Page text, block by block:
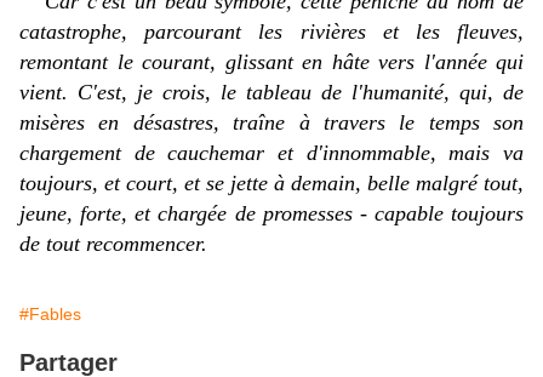
catastrophe, parcourant les rivières et les fleuves,
remontant le courant, glissant en hâte vers l'année qui
vient. C'est, je crois, le tableau de l'humanité, qui, de
misères en désastres, traîne à travers le temps son
chargement de cauchemar et d'innommable, mais va
toujours, et court, et se jette à demain, belle malgré tout,
jeune, forte, et chargée de promesses - capable toujours
de tout recommencer.
#Fables
Partager